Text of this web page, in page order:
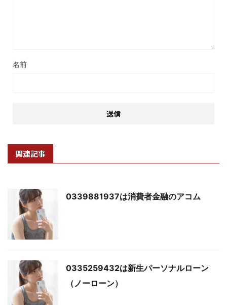
名前
関連記事
0339881937は消費者金融のアコム
0335259432は新生パーソナルローン
（ノーローン）